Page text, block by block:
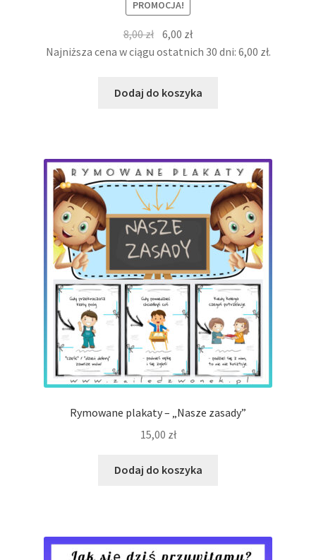
PROMOCJA!
8,00zł Pierwotna
cena
8,00 zł.
6,00 złAktualna
cena
6,00 zł.
Najniższa cena w ciągu ostatnich 30 dni: 6,00 zł.
Dodaj do koszyka
Rymowane plakaty – „Nasze zasady”
15,00 zł
Dodaj do koszyka